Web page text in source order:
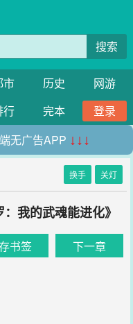
搜索
市 历史
网游
行 完本
登录
无广告APP ↓↓↓
换手 关灯
我的武魂能进化》
书签 下一章